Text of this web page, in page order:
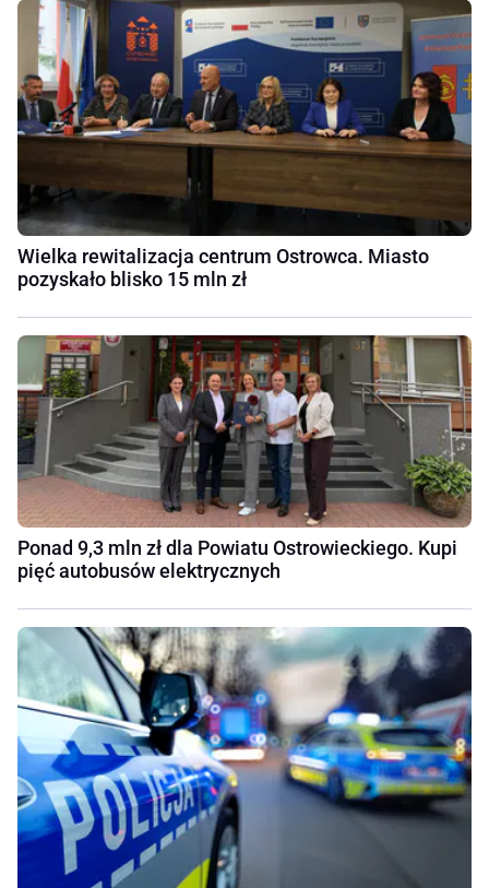
Wielka rewitalizacja centrum Ostrowca. Miasto
pozyskało blisko 15 mln zł
Ponad 9,3 mln zł dla Powiatu Ostrowieckiego. Kupi
pięć autobusów elektrycznych